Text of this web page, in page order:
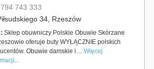
743 333
34, Rzeszów
Sklep obuwniczy Polskie Obuwie Skórzane
oferuje buty WYŁĄCZNIE polskich
Obuwie damskie i… Więcej